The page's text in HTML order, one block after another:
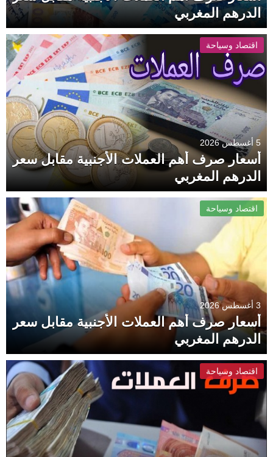
الدرهم المغربي
اقتصاد وسياحة
5 أغسطس 2026
أسعار صرف أهم العملات الأجنبية مقابل سعر
الدرهم المغربي
اقتصاد وسياحة
3 أغسطس 2026
أسعار صرف أهم العملات الأجنبية مقابل سعر
الدرهم المغربي
اقتصاد وسياحة